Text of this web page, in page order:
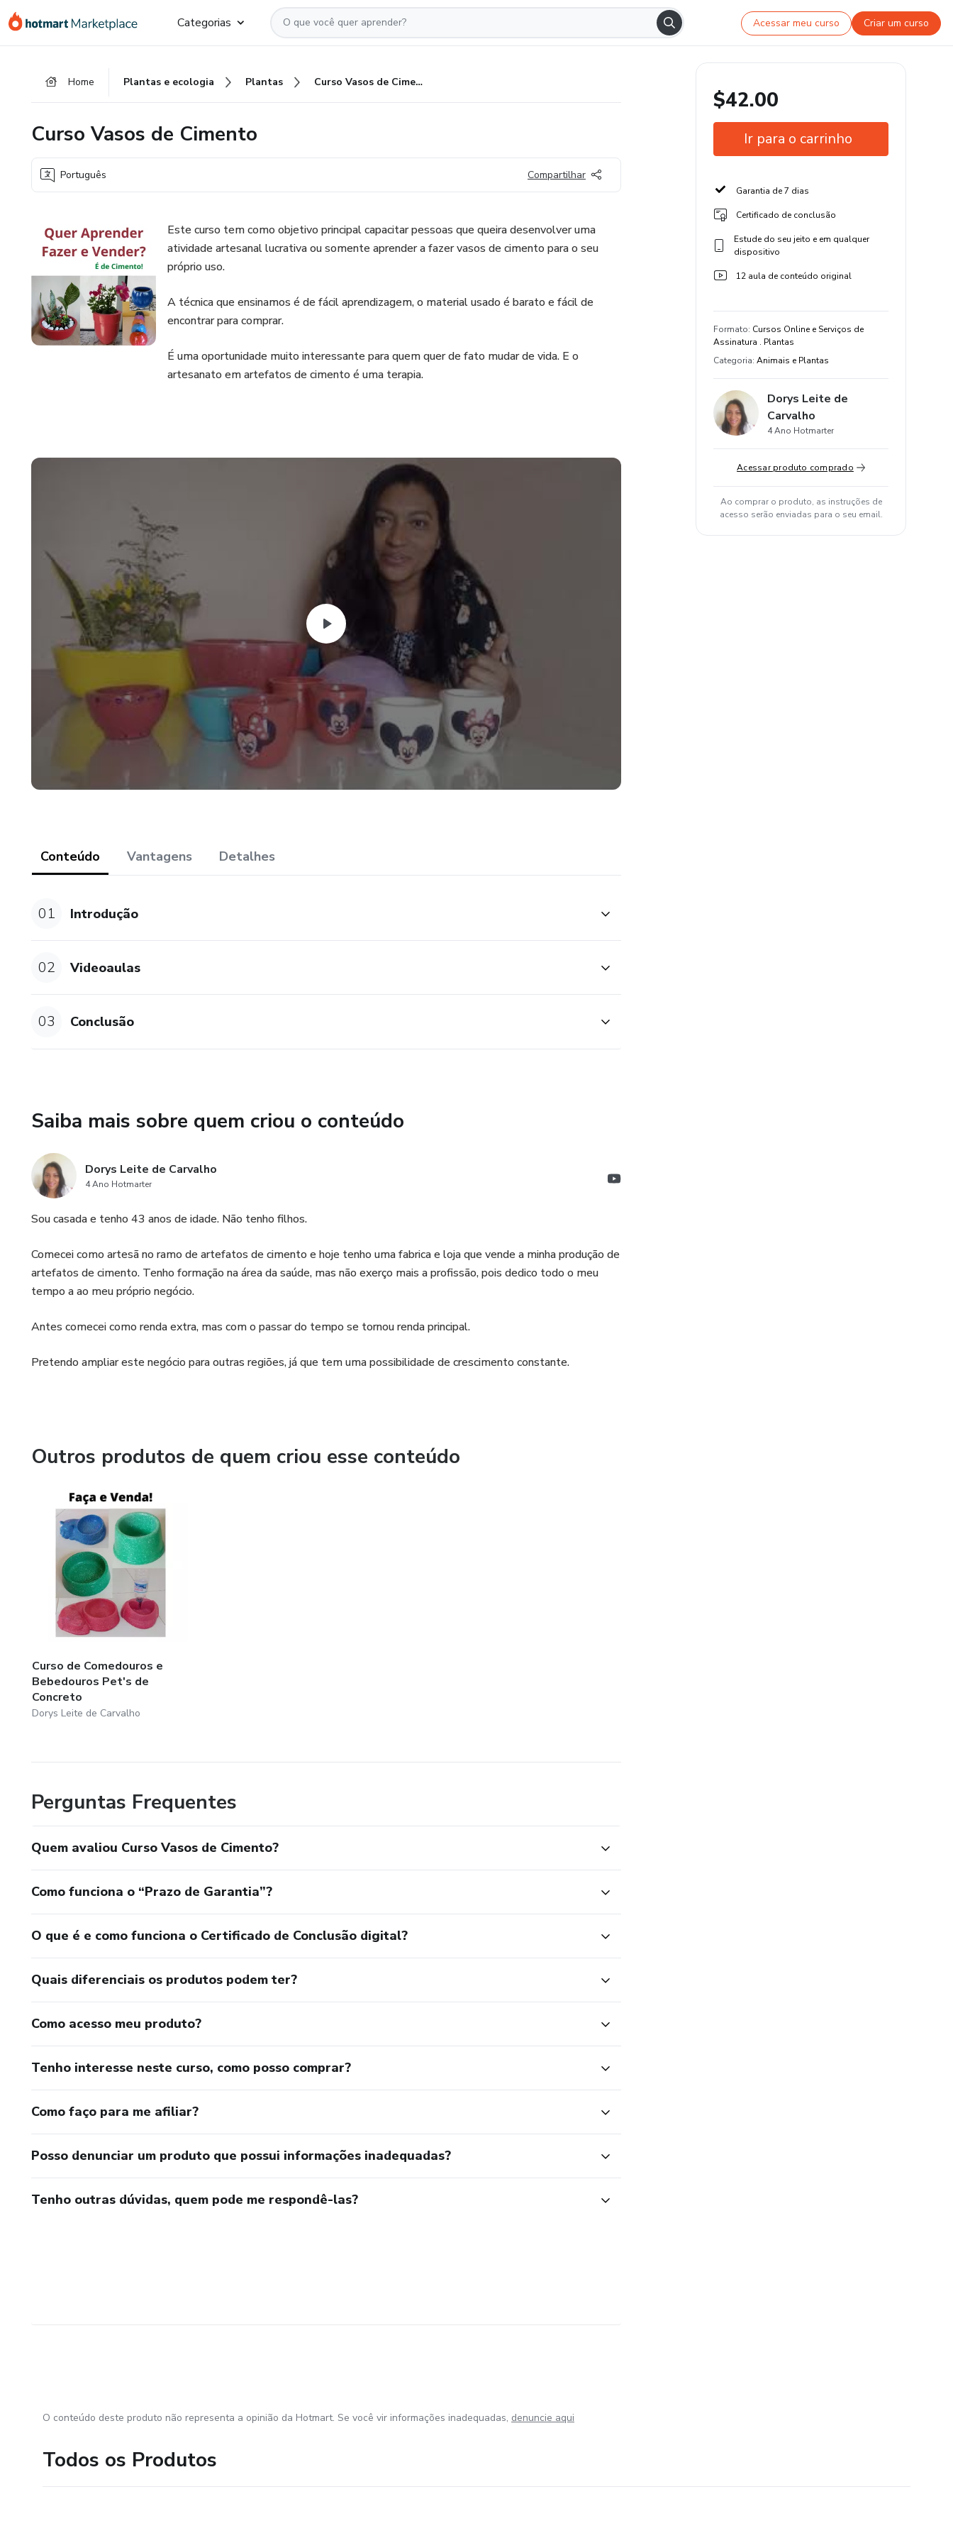
para
para
para
Categorias Acessar meu curso Criar um curso
Home Plantas e ecologia Plantas Curso Vasos de Cimento
Curso Vasos de Cimento
Português Compartilhar
Este curso tem como objetivo principal capacitar pessoas que queira desenvolver uma
atividade artesanal lucrativa ou somente aprender a fazer vasos de cimento para o seu
próprio uso.
A técnica que ensinamos é de fácil aprendizagem, o material usado é barato e fácil de
encontrar para comprar.
É uma oportunidade muito interessante para quem quer de fato mudar de vida. E o
artesanato em artefatos de cimento é uma terapia.
Conteúdo Vantagens Detalhes
01 Introdução
02 Videoaulas
03 Conclusão
Saiba mais sobre quem criou o conteúdo
Dorys Leite de Carvalho
4 Ano Hotmarter
Sou casada e tenho 43 anos de idade. Não tenho filhos.
Comecei como artesã no ramo de artefatos de cimento e hoje tenho uma fabrica e loja que vende a minha produção de
artefatos de cimento. Tenho formação na área da saúde, mas não exerço mais a profissão, pois dedico todo o meu
tempo a ao meu próprio negócio.
Antes comecei como renda extra, mas com o passar do tempo se tornou renda principal.
Pretendo ampliar este negócio para outras regiões, já que tem uma possibilidade de crescimento constante.
Outros produtos de quem criou esse conteúdo
Curso de Comedouros e
Bebedouros Pet's de
Concreto
Dorys Leite de Carvalho
Perguntas Frequentes
Quem avaliou Curso Vasos de Cimento?
Como funciona o “Prazo de Garantia”?
O que é e como funciona o Certificado de Conclusão digital?
Quais diferenciais os produtos podem ter?
Como acesso meu produto?
Tenho interesse neste curso, como posso comprar?
Como faço para me afiliar?
Posso denunciar um produto que possui informações inadequadas?
Tenho outras dúvidas, quem pode me respondê-las?
$42.00
Ir para o carrinho
Garantia de 7 dias
Certificado de conclusão
Estude do seu jeito e em qualquer
dispositivo
12 aula de conteúdo original
Formato: Cursos Online e Serviços de
Assinatura . Plantas
Categoria: Animais e Plantas
Dorys Leite de
Carvalho
4 Ano Hotmarter
Acessar produto comprado
Ao comprar o produto, as instruções de
acesso serão enviadas para o seu email.
O conteúdo deste produto não representa a opinião da Hotmart. Se você vir informações inadequadas, denuncie aqui
Todos os Produtos